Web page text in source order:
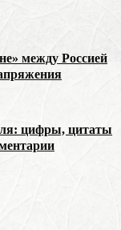
между Россией
цифры, цитаты